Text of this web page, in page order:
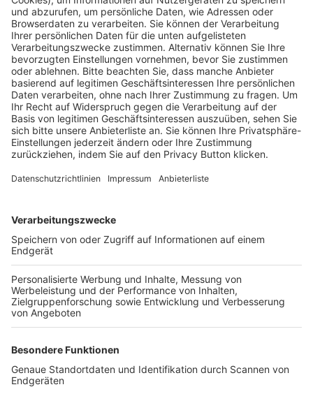
Pässe und Vereinswechsel
Trainerausbildung
Schulungsangebot Vereinsmitarbeiter
BFV-Geschäftsstellen
Trainerbörse
Login SpielPlus
FOLGE DEM BFV
TOP-VEREINE
TOP-PARTNER